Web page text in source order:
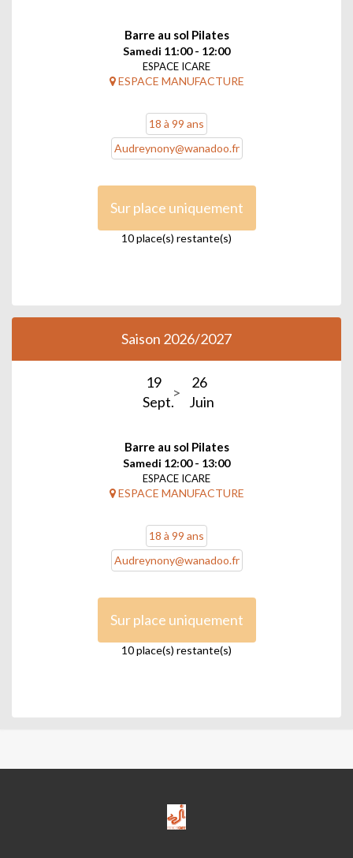
Barre au sol Pilates
Samedi 11:00 - 12:00
ESPACE ICARE
ESPACE MANUFACTURE
18 à 99 ans
Audreynony@wanadoo.fr
Sur place uniquement
10 place(s) restante(s)
Saison 2026/2027
19
Sept.
26
Juin
Barre au sol Pilates
Samedi 12:00 - 13:00
ESPACE ICARE
ESPACE MANUFACTURE
18 à 99 ans
Audreynony@wanadoo.fr
Sur place uniquement
10 place(s) restante(s)
ESPACE
ICARE-